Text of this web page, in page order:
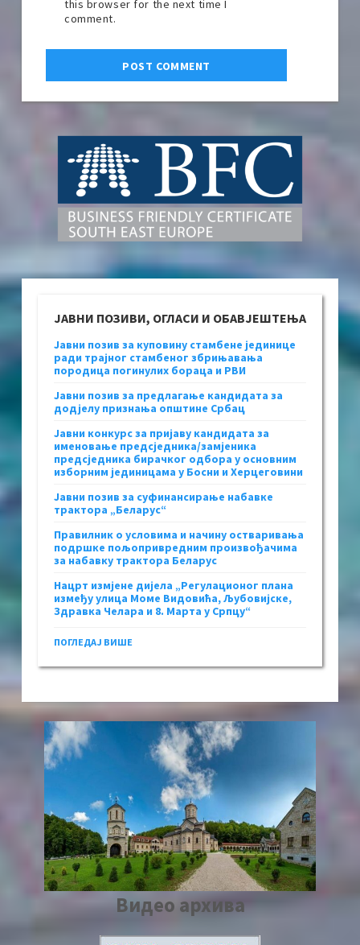
this browser for the next time I
comment.
ЈАВНИ ПОЗИВИ, ОГЛАСИ И ОБАВЈЕШТЕЊА
Јавни позив за куповину стамбене јединице
ради трајног стамбеног збрињавања
породица погинулих бораца и РВИ
Јавни позив за предлагање кандидата за
додјелу признања општине Србац
Јавни конкурс за пријаву кандидата за
именовање предсједника/замјеника
предсједника бирачког одбора у основним
изборним јединицама у Босни и Херцеговини
Јавни позив за суфинансирање набавке
трактора „Беларус“
Правилник о условима и начину остваривања
подршке пољопривредним произвођачима
за набавку трактора Беларус
Нацрт измјене дијела „Регулационог плана
између улица Моме Видовића, Љубовијске,
Здравка Челара и 8. Марта у Српцу“
ПОГЛЕДАЈ ВИШЕ
Видео архива